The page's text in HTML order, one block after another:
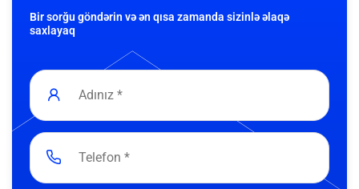
Bir sorğu göndərin və ən qısa zamanda sizinlə əlaqə
saxlayaq